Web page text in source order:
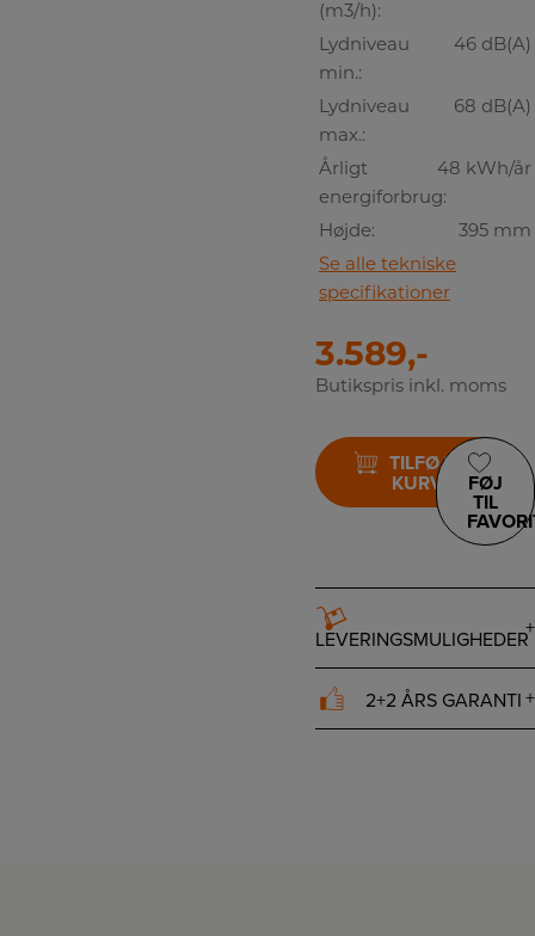
(m3/h):
Lydniveau
min.:
46 dB(A)
Lydniveau
max.:
68 dB(A)
Årligt
energiforbrug:
48 kWh/år
Højde:
395 mm
Se alle tekniske
specifikationer
3.589,-
Butikspris inkl. moms
TILFØJ TIL
KURV
FØJ
TIL
LEVERINGSMULIGHEDER
2+2 ÅRS GARANTI